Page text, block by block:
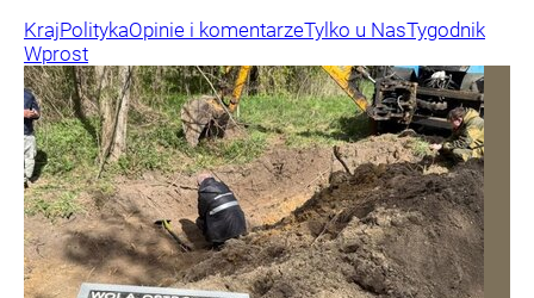
KrajPolitykaOpinie i komentarzeTylko u NasTygodnik
Wprost